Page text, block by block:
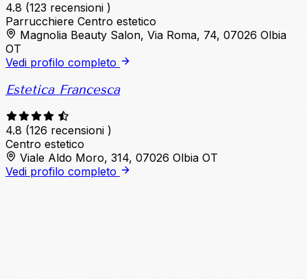
4.8 (123 recensioni )
Parrucchiere Centro estetico
Magnolia Beauty Salon, Via Roma, 74, 07026 Olbia
OT
Vedi profilo completo
Estetica Francesca
4.8 (126 recensioni )
Centro estetico
Viale Aldo Moro, 314, 07026 Olbia OT
Vedi profilo completo